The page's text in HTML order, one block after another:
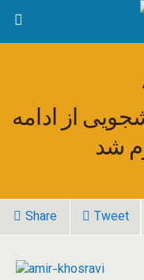
از ادامه
شد
Share Tweet